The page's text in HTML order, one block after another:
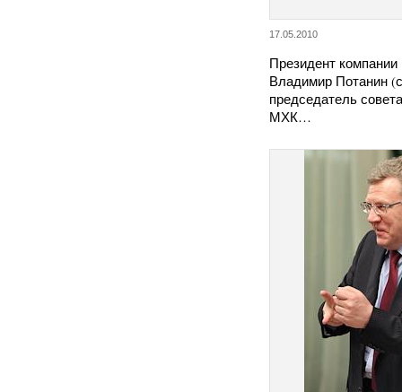
17.05.2010
Президент
Владимир Потанин
председатель
МХК…